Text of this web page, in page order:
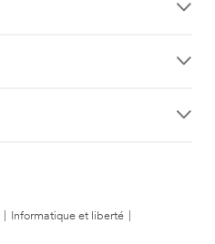
Informatique et liberté